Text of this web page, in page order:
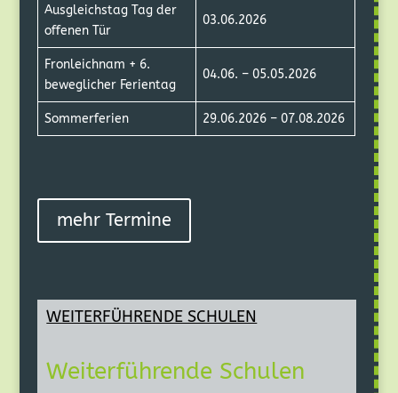
Ausgleichstag Tag der
offenen Tür
03.06.2026
Fronleichnam + 6.
beweglicher Ferientag
04.06. – 05.05.2026
Sommerferien 29.06.2026 – 07.08.2026
mehr Termine
WEITERFÜHRENDE SCHULEN
Weiterführende Schulen